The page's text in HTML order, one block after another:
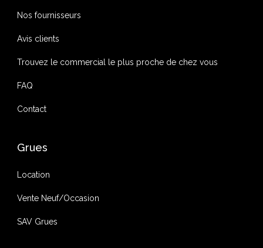
Nos fournisseurs
Avis clients
Trouvez le commercial le plus proche de chez vous
FAQ
Contact
Grues
Location
Vente Neuf/Occasion
SAV Grues